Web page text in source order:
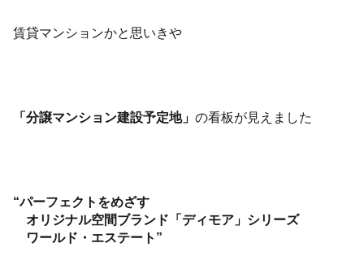
賃貸マンションかと思いきや
「分譲マンション建設予定地」の看板が見えました
“パーフェクトをめざす
オリジナル空間ブランド「ディモア」シリーズ
ワールド・エステート”